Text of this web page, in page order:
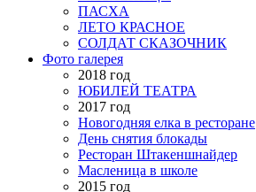
ПАСХА
ЛЕТО КРАСНОЕ
СОЛДАТ СКАЗОЧНИК
Фото галерея
2018 год
ЮБИЛЕЙ ТЕАТРА
2017 год
Новогодняя елка в ресторане
День снятия блокады
Ресторан Штакеншнайдер
Масленица в школе
2015 год